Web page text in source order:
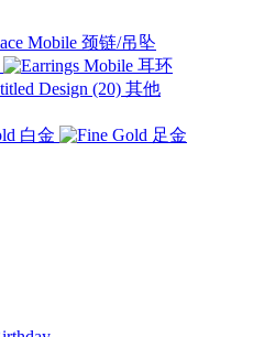
颈链/吊坠
耳环
其他
白金
足金